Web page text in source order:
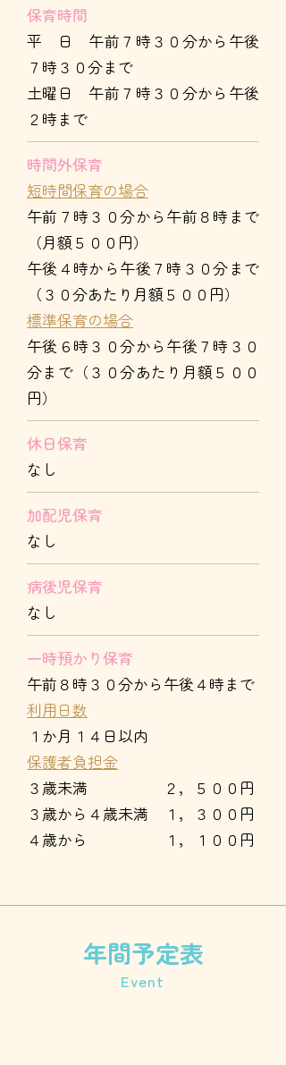
保育時間
平 日 午前７時３０分から午後
７時３０分まで
土曜日 午前７時３０分から午後
２時まで
時間外保育
短時間保育の場合
午前７時３０分から午前８時まで
（月額５００円）
午後４時から午後７時３０分まで
（３０分あたり月額５００円）
標準保育の場合
午後６時３０分から午後７時３０
分まで（３０分あたり月額５００
円）
休日保育
なし
加配児保育
なし
病後児保育
なし
一時預かり保育
午前８時３０分から午後４時まで
利用日数
１か月１４日以内
保護者負担金
３歳未満 ２，５００円
３歳から４歳未満 １，３００円
４歳から １，１００円
年間予定表
Event